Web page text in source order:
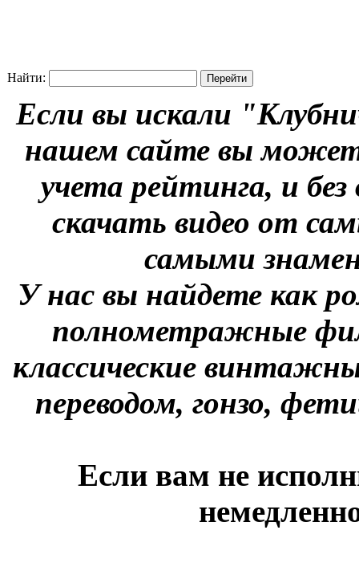
Найти:
Если вы искали
нашем сайте вы
учета рейтинга, и
скачать видео от
самыми
У нас вы найдете как
полнометражные
классические
переводом, гонзо,
Если вам не